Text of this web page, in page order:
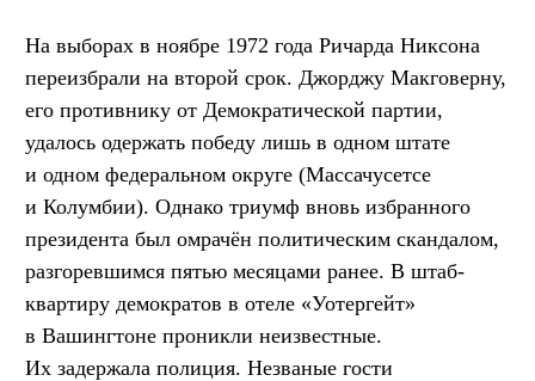
На выборах в ноябре 1972 года Ричарда Никсона
переизбрали на второй срок. Джорджу Макговерну,
его противнику от Демократической партии,
удалось одержать победу лишь в одном штате
и одном федеральном округе (Массачусетсе
и Колумбии). Однако триумф вновь избранного
президента был омрачён политическим скандалом,
разгоревшимся пятью месяцами ранее. В штаб-
квартиру демократов в отеле «Уотергейт»
в Вашингтоне проникли неизвестные.
Их задержала полиция. Незваные гости